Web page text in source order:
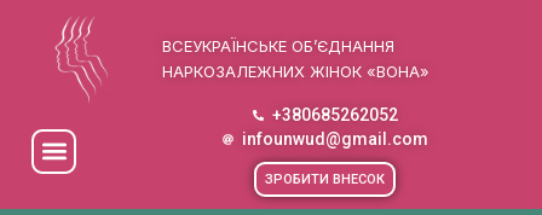
ВСЕУКРАЇНСЬКЕ ОБ’ЄДНАННЯ
НАРКОЗАЛЕЖНИХ ЖІНОК «ВОНА»
+380685262052
infounwud@gmail.com
ЗРОБИТИ ВНЕСОК